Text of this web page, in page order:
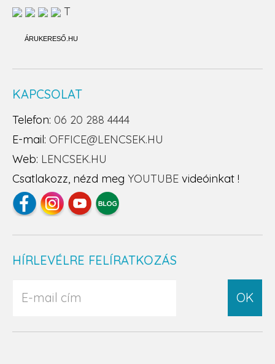
T
ÁRUKERESŐ.HU
KAPCSOLAT
Telefon: 06 20 288 4444
E-mail: OFFICE@LENCSEK.HU
Web: LENCSEK.HU
Csatlakozz, nézd meg YOUTUBE videóinkat !
HÍRLEVÉLRE FELÍRATKOZÁS
OK